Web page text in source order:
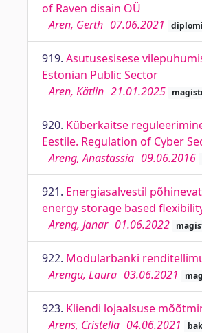
of Raven disain OÜ
Aren, Gerth 07.06.2021
919. Asutusesisese
Estonian Public Sector
Aren, Kätlin 21.01.2025
920. Küberkaitse
Eestile. Regulation of Cyber
Areng, Anastassia 09.06.2016
921. Energiasalvestil
energy storage based
Areng, Janar 01.06.2022
922. Modularbanki
Arengu, Laura 03.06.2021
923. Kliendi lojaalsuse
Arens, Cristella 04.06.2021